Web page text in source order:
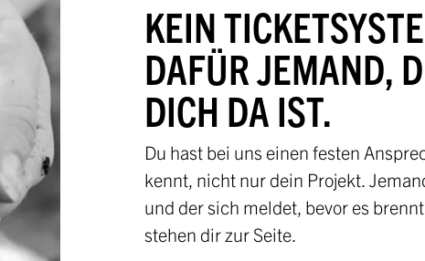
KEIN
DAFÜR JEMAND,
DICH DA IST.
Du hast bei uns einen festen
kennt, nicht nur dein Projekt.
und der sich meldet, bevor es
stehen dir zur Seite.